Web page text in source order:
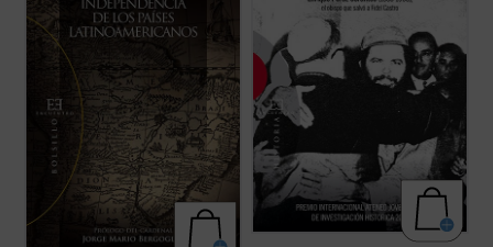
conmemoraciones y ...(ver ficha)
líder rebelde es un jovencísimo Fidel ...